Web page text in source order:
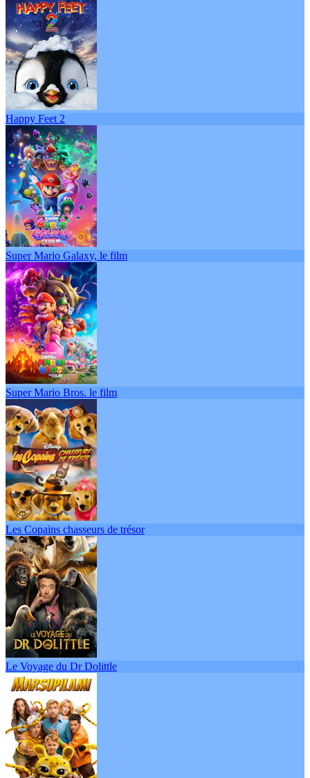
Happy Feet 2
Super Mario Galaxy, le film
Super Mario Bros. le film
Les Copains chasseurs de trésor
Le Voyage du Dr Dolittle